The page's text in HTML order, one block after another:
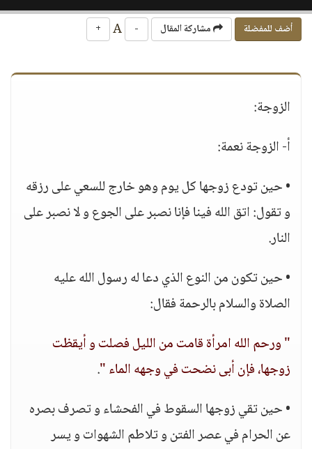
أضف للمفضلة مشاركة المقال -
+
الزوجة:
أ‌- الزوجة نعمة:
• حين تودع زوجها كل يوم وهو خارج للسعي على رزقه
و تقول: اتق الله فينا فإنا نصبر على الجوع و لا نصبر على
النار.
• حين تكون من النوع الذي دعا له رسول الله عليه
الصلاة والسلام بالرحمة فقال:
" ورحم الله امرأة قامت من الليل فصلت و أيقظت
زوجها، فإن أبى نضحت في وجهه الماء ".
• حين تقي زوجها السقوط في الفحشاء و تصرف بصره
عن الحرام في عصر الفتن و تلاطم الشهوات و يسر